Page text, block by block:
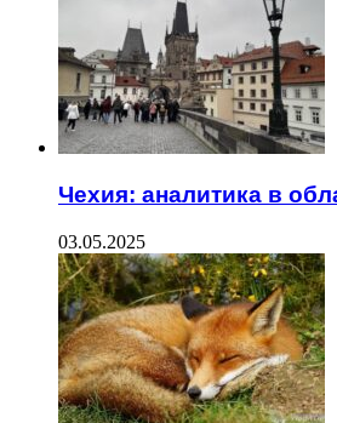
Чехия: аналитика в
03.05.2025